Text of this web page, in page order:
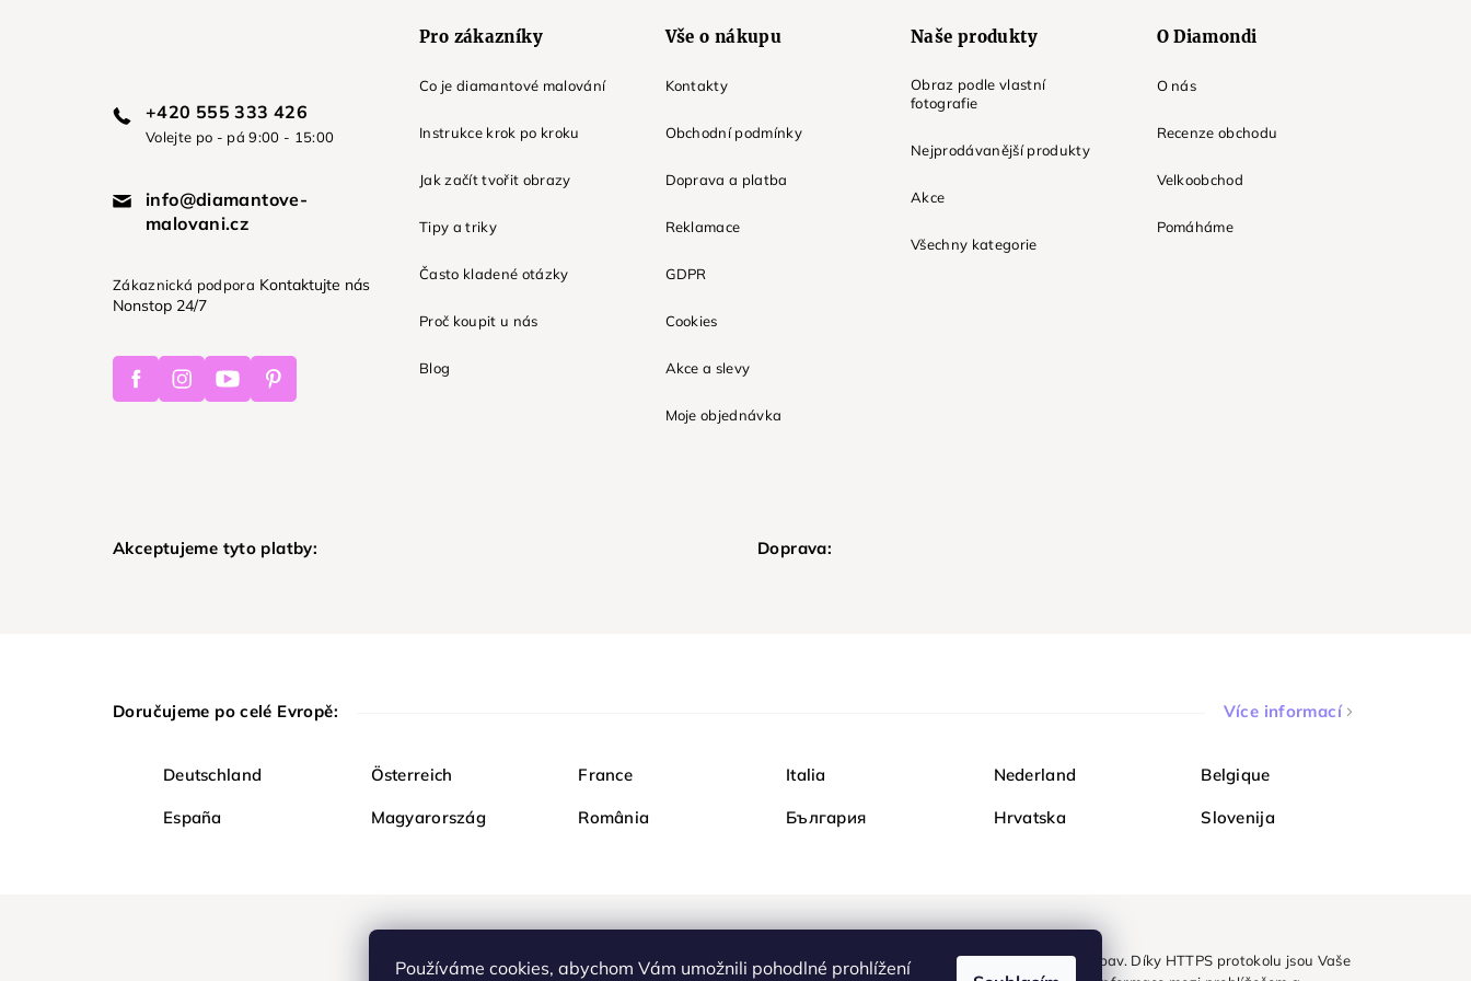
Používáme cookies, abychom Vám umožnili pohodlné prohlížení
+420 555 333 426
Volejte po - pá 9:00 - 15:00
info@diamantove-
malovani.cz
Zákaznická podpora Kontaktujte nás
Nonstop 24/7
FacebookInstagramYoutubePinterest
Pro zákazníky
Co je diamantové malování
Instrukce krok po kroku
Jak začít tvořit obrazy
Tipy a triky
Často kladené otázky
Proč koupit u nás
Blog
Vše o nákupu
Kontakty
Obchodní podmínky
Doprava a platba
Reklamace
GDPR
Cookies
Akce a slevy
Moje objednávka
Naše produkty
Obraz podle vlastní
fotografie
Nejprodávanější produkty
Akce
Všechny kategorie
O Diamondi
O nás
Recenze obchodu
Velkoobchod
Pomáháme
Akceptujeme tyto platby: Doprava:
Doručujeme po celé Evropě: Více informací
Deutschland Österreich France Italia Nederland Belgique
España Magyarország România България Hrvatska Slovenija
Nakupujte na Diamondi bezpečně a bez obav. Díky HTTPS protokolu jsou Vaše